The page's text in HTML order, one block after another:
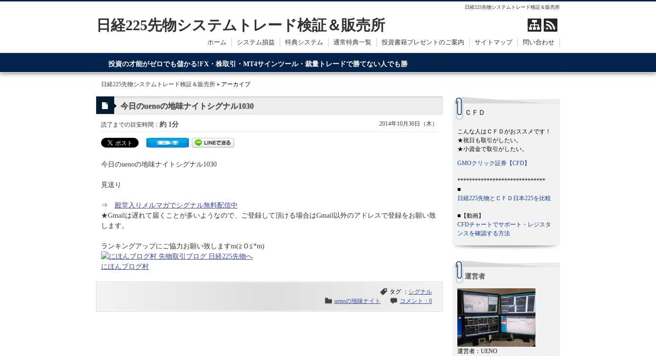
日経225先物システムトレード検証＆販売所
日経225先物システムトレード検証＆販売所
ホーム システム損益 特典システム 通常特典一覧 投資書籍プレゼントのご案内 サイトマップ 問い合わせ
投資の才能がゼロでも儲かる!FX・株取引・MT4サインツール・裁量トレードで勝てない人でも勝
てるのが日経225先物システムトレードです。
日経225先物システムトレード検証＆販売所 » アーカイブ
今日のuenoの地味ナイトシグナル1030
読了までの目安時間： 約 1分 2014年10月30日（木）
今日のuenoの地味ナイトシグナル1030
見送り
⇒ 殿堂入りメルマガでシグナル無料配信中
★Gmailは遅れて届くことが多いようなので、ご登録して頂ける場合はGmail以外のアドレスで登録をお願い致
します。
ランキングアップにご協力お願い致しますm(≧Ｏ≦*m)
にほんブログ村
タグ ： シグナル
uenoの地味ナイト
コメント：0
ＣＦＤ
こんな人はＣＦＤがおススメです！
★祝日も取引がしたい。
★小資金で取引がしたい。
GMOクリック証券【CFD】
******************************
■
日経225先物とＣＦＤ日本225を比較
■【動画】
CFDチャートでサポート・レジスタ
ンスを確認する方法
運営者
運営者：UENO